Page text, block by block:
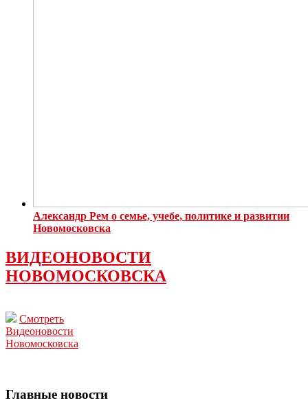
Александр Рем о семье, учебе, политике и развитии
Новомосковска
ВИДЕОНОВОСТИ
НОВОМОСКОВСКА
Смотреть
Видеоновости
Новомосковска
Главные новости